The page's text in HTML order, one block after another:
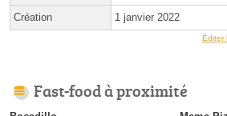
Création 1 janvier 2022
Éditer
Fast-food à proximité